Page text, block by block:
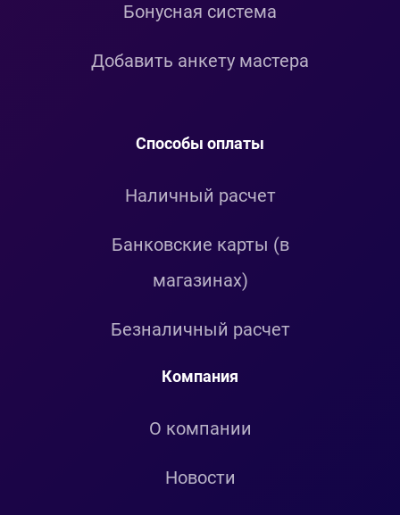
Бонусная система
Добавить анкету мастера
Способы оплаты
Наличный расчет
Банковские карты (в
магазинах)
Безналичный расчет
Компания
О компании
Новости